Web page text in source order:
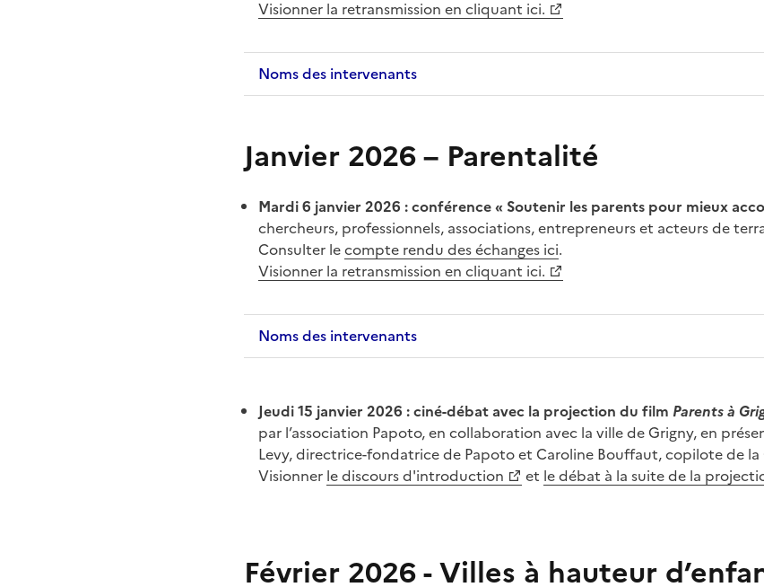
Visionner la retransmission en cliquant ici.
Noms des intervenants
Janvier 2026– Parentalité
Mardi 6 janvier 2026 : conférence « Soutenir les parents pour mieux
chercheurs, professionnels, associations, entrepreneurs et acteurs de
Consulter lecompte rendu des échanges ici.
Visionner la retransmission en cliquant ici.
Noms des intervenants
Jeudi 15 janvier 2026 : ciné-débat avec la projection du film Parents à
par l’association Papoto, en collaboration avec la ville de Grigny, en
Levy, directrice-fondatrice de Papoto et Caroline Bouffaut, copilote de
Visionner le discours d'introduction et le débat à la suite de la
Février 2026 -Villes à hauteur